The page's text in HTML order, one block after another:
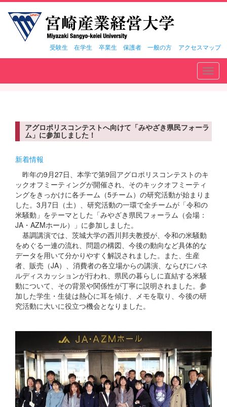
受験生 在学生 卒業生 保護者 一般の方 アクセスマップ
アグロポリスコンテストへ向けて「みやざき県民フォーラ
ム」に参加しました！
新着情報
昨年の9月27日、本学で第9回アグロポリスコンテストのキ
ックオフミーティングが開催され、そのキックオフミーティ
ングをきっかけに各チーム（5チーム）の研究活動が始まりま
した。3月7日（土）、研究活動の一環で全チームが「令和の
米騒動」をテーマとした「みやざき県民フォーラム（会場：
JA・AZMホール）」に参加しました。
基調講演では、茨城大学の西川邦夫教授が、令和の米騒動
をめぐる一連の流れ、問題の構図、今後の動向など具体的な
データを用いて分かりやすく解説されました。また、生産
者、販売（JA）、消費者の各立場からの講演、ならびにパネ
ルディスカッションが行われ、県民の暮らしに直結する米騒
動について、その背景や関係性が丁寧に説明されました。参
加した学生・生徒は熱心に耳を傾け、メモを取り、今後の研
究活動に大いに役立つ機会となりました。